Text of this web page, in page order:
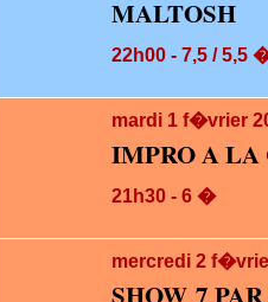
MALTOSH
22h00 - 7,5 / 5,5
mardi 1 f�vrier
IMPRO A LA
21h30 - 6 �
mercredi 2
SHOW 7